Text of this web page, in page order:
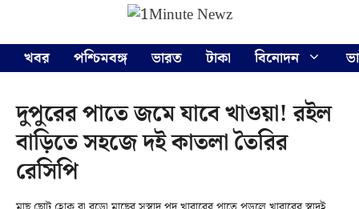
content
খবর
পশ্চিমবঙ্গ ভারত টাকা বিনোদন
দুপুরের পাতে জমে যাবে খাওয়া! রইল
বাড়িতে সহজে দই কাতলা তৈরির
রেসিপি